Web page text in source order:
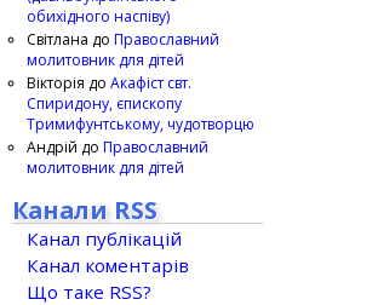
обихідного наспіву)
Світлана до Православний
молитовник для дітей
Вікторія до Акафіст свт.
Спиридону, єпископу
Тримифунтському, чудотворцю
Андрій до Православний
молитовник для дітей
Канали RSS
Канал публікацій
Канал коментарів
Що таке RSS?